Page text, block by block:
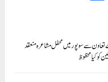
m
تعاون سے سوپور میں محفل مشاعرہ منعقد
کوکیا محظوظ